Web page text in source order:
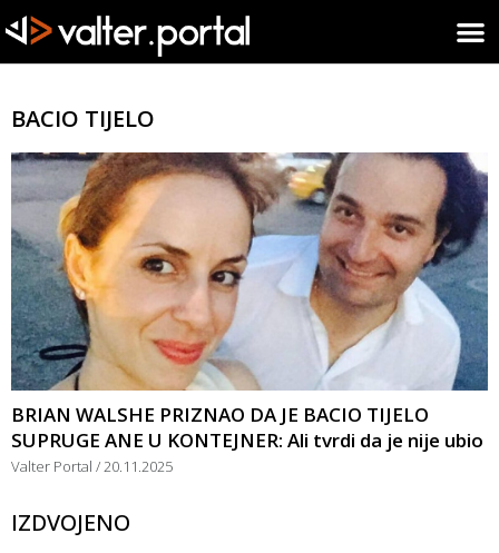
BACIO TIJELO
BRIAN WALSHE PRIZNAO DA JE BACIO TIJELO
SUPRUGE ANE U KONTEJNER: Ali tvrdi da je nije ubio
Valter Portal 20.11.2025
IZDVOJENO